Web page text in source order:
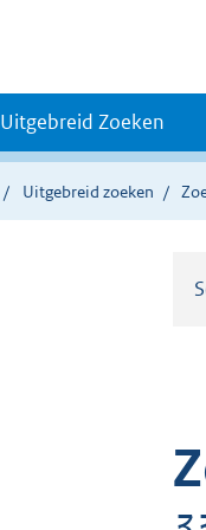
Uitgebreid Zoeken
Uitgebreid zoeken